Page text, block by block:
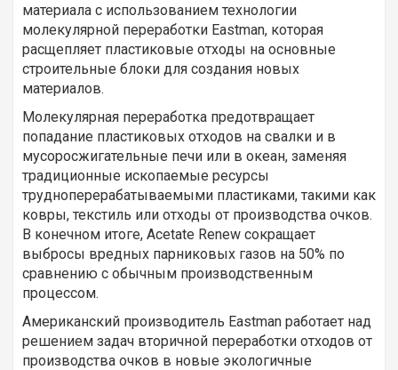
материала с использованием технологии
молекулярной переработки Eastman, которая
расщепляет пластиковые отходы на основные
строительные блоки для создания новых
материалов.
Молекулярная переработка предотвращает
попадание пластиковых отходов на свалки и в
мусоросжигательные печи или в океан, заменяя
традиционные ископаемые ресурсы
трудноперерабатываемыми пластиками, такими как
ковры, текстиль или отходы от производства очков.
В конечном итоге, Acetate Renew сокращает
выбросы вредных парниковых газов на 50% по
сравнению с обычным производственным
процессом.
Американский производитель Eastman работает над
решением задач вторичной переработки отходов от
производства очков в новые экологичные